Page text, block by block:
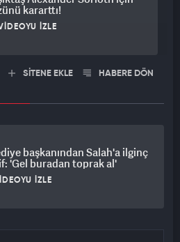
kararttı!
İZLE
SİTENE EKLE HABERE DÖN
başkanından Salah'a ilginç
'Gel buradan toprak al'
İZLE